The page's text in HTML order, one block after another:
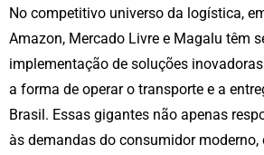
No competitivo universo da logística,
Amazon, Mercado Livre e Magalu têm
implementação de soluções
a forma de operar o transporte e a
Brasil. Essas gigantes não apenas
às demandas do consumidor moderno,